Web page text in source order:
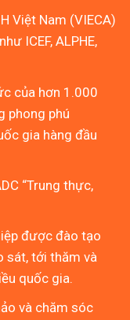
Việt Nam (VIECA)
ICEF, ALPHE,
của hơn 1.000
phong phú
gia hàng đầu
“Trung thực,
được đào tạo
sát, tới thăm và
quốc gia.
và chăm sóc